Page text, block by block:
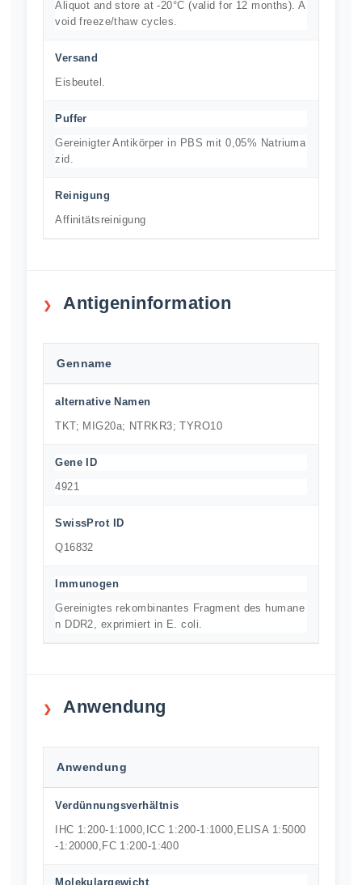
Aliquot and store at -20°C (valid for 12 months). A
void freeze/thaw cycles.
Versand
Eisbeutel.
Puffer
Gereinigter Antikörper in PBS mit 0,05% Natriuma
zid.
Reinigung
Affinitätsreinigung
Antigeninformation
Genname
alternative Namen
TKT; MIG20a; NTRKR3; TYRO10
Gene ID
4921
SwissProt ID
Q16832
Immunogen
Gereinigtes rekombinantes Fragment des humane
n DDR2, exprimiert in E. coli.
Anwendung
Anwendung
Verdünnungsverhältnis
IHC 1:200-1:1000,ICC 1:200-1:1000,ELISA 1:5000
-1:20000,FC 1:200-1:400
Molekulargewicht